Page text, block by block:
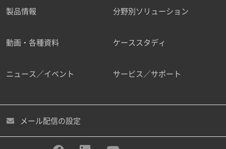
製品情報 分野別ソリューション
動画・各種資料 ケーススタディ
ニュース／イベント サービス／サポート
メール配信の設定